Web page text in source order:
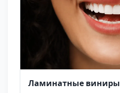
Ламинатные виниры